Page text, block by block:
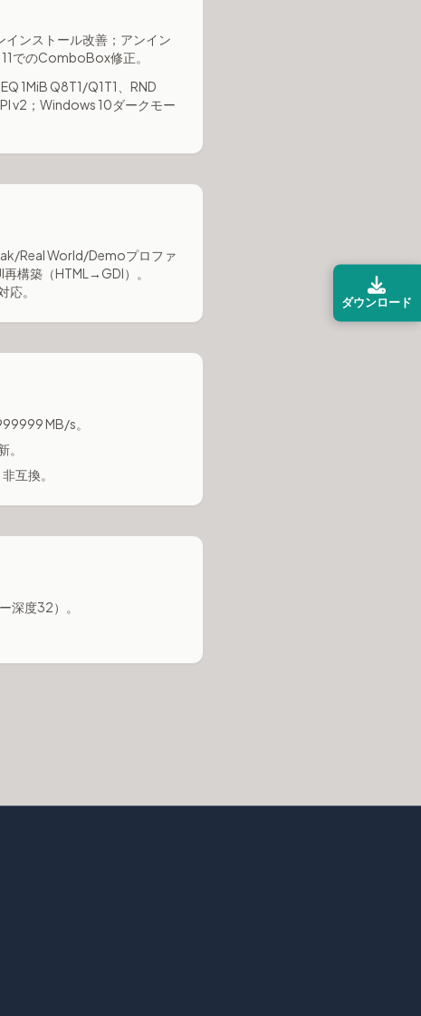
ダウンロード
ンストール改善；アンイン
でのComboBox修正。
1MiB Q8T1/Q1T1、RND
v2；Windows 10ダークモー
Real World/Demoプロファ
構築（HTML→GDI）。
。
MB/s。
互換。
深度32）。